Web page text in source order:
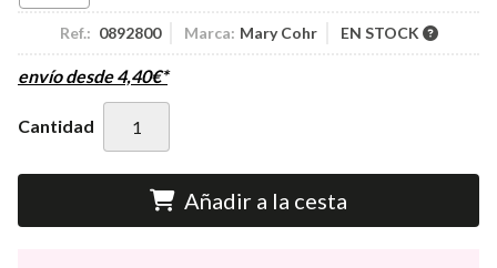
Ref.: 0892800 Marca: Mary Cohr EN STOCK
envío desde4,40€*
Cantidad
Añadir a la cesta